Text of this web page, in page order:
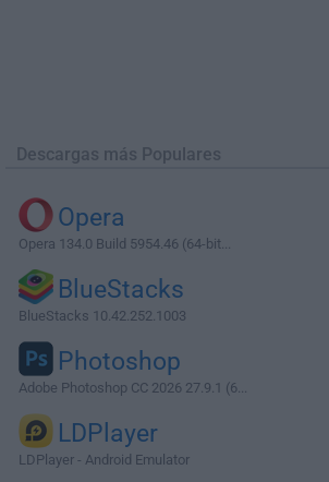
Descargas más Populares
Opera
Opera 134.0 Build 5954.46 (64-bit...
BlueStacks
BlueStacks 10.42.252.1003
Photoshop
Adobe Photoshop CC 2026 27.9.1 (6...
LDPlayer
LDPlayer - Android Emulator